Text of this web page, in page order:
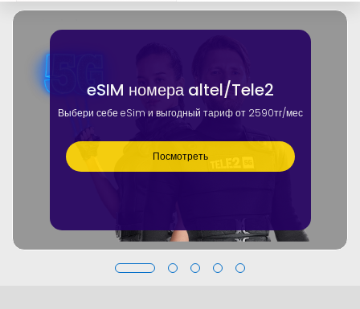
eSIM номера altel/Tele2
Выбери себе eSim и выгодный тариф от 2590тг/мес
Посмотреть